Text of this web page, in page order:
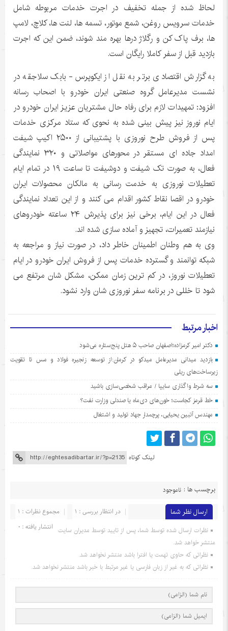
لحاظ شده از جمله تخفیف در اجرت خدمات مربوطه شامل
خدمات سرویس روغن، شمع موتور، تسمه ها، لنت ها، کلاچ، لامپ
ها، برف پاک کن و رگلاژ درها بهره مند شوند، ضمن این که اجرت
بازدید قبل از سفر کاملا رایگان است.
به گزارش اقتصادی برتر به نقل از ایکوپرس- بابک سلاجقه در
نشست مدیرعامل گروه صنعتی ایران خودرو با اصحاب رسانه
افزود: تمهیدات لازم برای رفاه حال مشتریان عزیز ایران خودرو در
ایام نوروز نیز پیش بینی شده به نحوی که ستاد مرکزی خدمات
پس از فروش طرح نوروزی با پشتیبانی از ۲۵۰۰ اکیپ شیفت
امداد جاده ای مستقر در محورهای مواصلاتی و ۳۲۰ نمایندگی
فعال، به صورت تک شیفت و دوشیفت تا ساعت ۱۹ در تمام ایام
تعطیلات نوروزی به خدمت رسانی به مالکان محصولات ایران
خودرو در اقصا نقاط کشور اقدام می کنند و از این تعداد نمایندگی
فعال در این ایام، برخی نیز برای پذیرش ۲۴ ساعته خودروهای
نیازمند تعمیرات، تجهیز و آماده سازی شده اند.
وی به هم وطنان اطمینان خاطر داد، در صورت نیاز و مراجعه به
شبکه توانمند و گسترده خدمات پس از فروش ایران خودرو در ایام
تعطیلات نوروز، در کم ترین زمان ممکن، مشکل شان مرتفع می
شود تا خللی در برنامه سفر نوروزی شان وارد نشود.
اخبار مرتبط
دکتر امیر کرمزاده؛اصفهان صاحب ۵ هتل پنج‌ستاره می‌شود
بازدید میدانی مدیرعامل میدکو در کرمان:از توسعه زنجیره فولاد و مس تا تقویت
زیرساخت‌های ریلی
سه شرط واگذاری سایپا / مراقب شخصی‌سازی باشید
خط قرمز کجاست؛ خون‌های دی‌ماه یا صندلی وزارت نفت؟
مهندس آتبین یحیایی، پرچمدار جهاد تولید و اشتغال
لینک کوتاه
برچسب ها : ناموجود
ارسال نظر شما مجموع نظرات : 1
در انتظار بررسی : 1
انتشار یافته : 0 نظرات ارسال شده توسط شما، پس از تایید توسط مدیران سایت
منتشر خواهد شد.
نظراتی که حاوی تهمت یا افترا باشد منتشر نخواهد شد.
نظراتی که به غیر از زبان فارسی یا غیر مرتبط با خبر باشد منتشر نخواهد شد.